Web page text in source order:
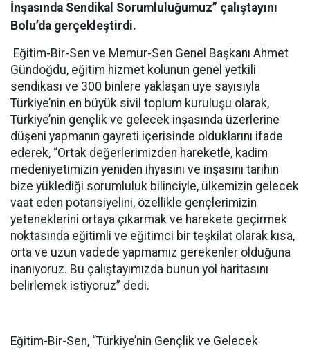
İnşasında Sendikal Sorumluluğumuz” çalıştayını
Bolu’da gerçekleştirdi.
Eğitim-Bir-Sen ve Memur-Sen Genel Başkanı Ahmet
Gündoğdu, eğitim hizmet kolunun genel yetkili
sendikası ve 300 binlere yaklaşan üye sayısıyla
Türkiye’nin en büyük sivil toplum kuruluşu olarak,
Türkiye’nin gençlik ve gelecek inşasında üzerlerine
düşeni yapmanın gayreti içerisinde olduklarını ifade
ederek, “Ortak değerlerimizden hareketle, kadim
medeniyetimizin yeniden ihyasını ve inşasını tarihin
bize yüklediği sorumluluk bilinciyle, ülkemizin gelecek
vaat eden potansiyelini, özellikle gençlerimizin
yeteneklerini ortaya çıkarmak ve harekete geçirmek
noktasında eğitimli ve eğitimci bir teşkilat olarak kısa,
orta ve uzun vadede yapmamız gerekenler olduğuna
inanıyoruz. Bu çalıştayımızda bunun yol haritasını
belirlemek istiyoruz” dedi.
Eğitim-Bir-Sen, “Türkiye’nin Gençlik ve Gelecek